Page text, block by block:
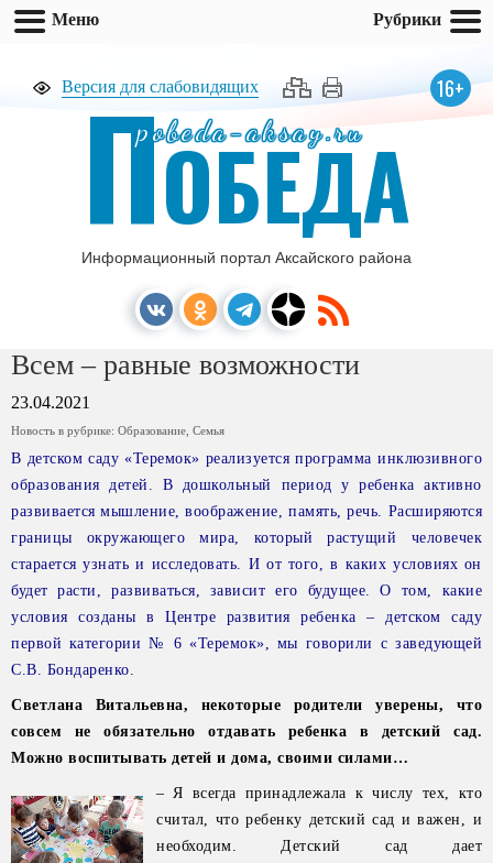
Версия для слабовидящих 16+
pobeda-aksay.ru
ПОБЕДА
Информационный портал Аксайского района
Всем – равные возможности
23.04.2021
Новость в рубрике: Образование Семья
В детском саду «Теремок» реализуется программа инклюзивного
образования детей. В дошкольный период у ребенка активно
развивается мышление, воображение, память, речь. Расширяются
границы окружающего мира, который растущий человечек
старается узнать и исследовать. И от того, в каких условиях он
будет расти, развиваться, зависит его будущее. О том, какие
условия созданы в Центре развития ребенка – детском саду
первой категории № 6 «Теремок», мы говорили с заведующей
С.В. Бондаренко.
Светлана Витальевна, некоторые родители уверены, что
совсем не обязательно отдавать ребенка в детский сад.
Можно воспитывать детей и дома, своими силами…
– Я всегда принадлежала к числу тех, кто
считал, что ребенку детский сад и важен, и
необходим. Детский сад дает
Меню Рубрики